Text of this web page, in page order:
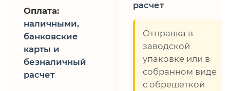
Оплата:
наличными,
банковские
карты и
безналичный
расчет
расчет
Отправка в
заводской
упаковке или в
собранном виде
с обрешеткой